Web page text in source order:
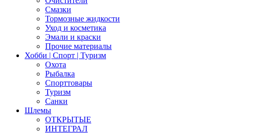
Смазки
Тормозные жидкости
Уход и косметика
Эмали и краски
Прочие материалы
Хобби | Cпорт | Туризм
Охота
Рыбалка
Спорттовары
Туризм
Санки
Шлемы
ОТКРЫТЫЕ
ИНТЕГРАЛ